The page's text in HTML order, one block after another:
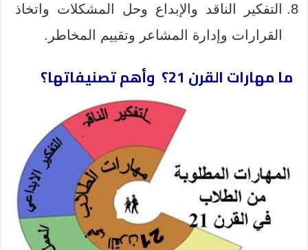
التفكير الناقد والإبداع وحل المشكلات واتخاذ
القرارات وإدارة المشاعر وتقييم المخاطر.
ما مهارات القرن 21؟ وأهم تصنيفاتها؟